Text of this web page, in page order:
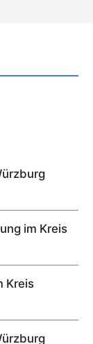
im Kreis
im Kreis
Kreis
im